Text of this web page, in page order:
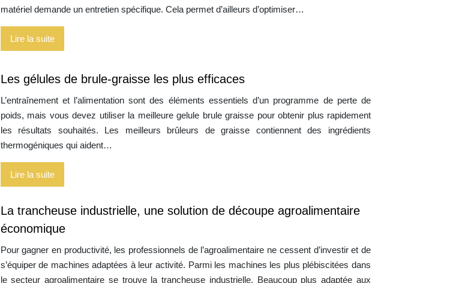
matériel demande un entretien spécifique. Cela permet d’ailleurs d’optimiser…
Lire la suite
Les gélules de brule-graisse les plus efficaces
L’entraînement et l’alimentation sont des éléments essentiels d’un programme de perte de
poids, mais vous devez utiliser la meilleure gelule brule graisse pour obtenir plus rapidement
les résultats souhaités. Les meilleurs brûleurs de graisse contiennent des ingrédients
thermogéniques qui aident…
Lire la suite
La trancheuse industrielle, une solution de découpe agroalimentaire
économique
Pour gagner en productivité, les professionnels de l’agroalimentaire ne cessent d’investir et de
s’équiper de machines adaptées à leur activité. Parmi les machines les plus plébiscitées dans
le secteur agroalimentaire se trouve la trancheuse industrielle. Beaucoup plus adaptée aux